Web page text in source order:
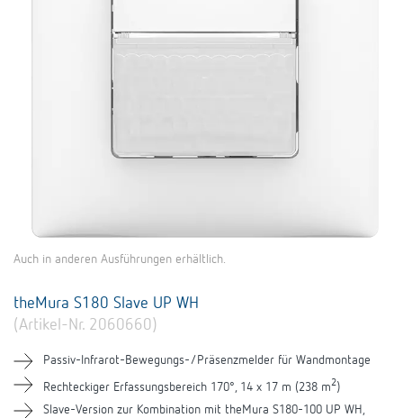
Auch in anderen Ausführungen erhältlich.
theMura S180 Slave UP WH
(Artikel-Nr. 2060660)
Passiv-Infrarot-Bewegungs-/Präsenzmelder für Wandmontage
Rechteckiger Erfassungsbereich 170°, 14 x 17 m (238 m2)
Slave-Version zur Kombination mit theMura S180-100 UP WH,